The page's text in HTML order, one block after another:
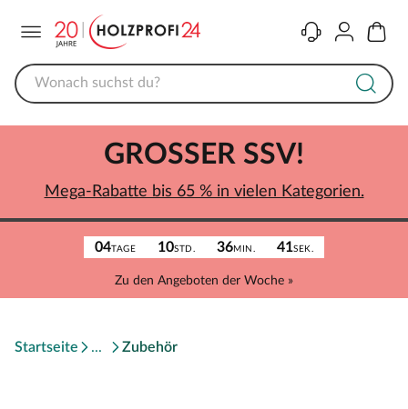
KontaktKonto
04TAGE 10STD. 36MIN. 41SEK.
Zu den Angeboten der Woche »
GROSSER SSV!
Mega-Rabatte bis 65 % in vielen Kategorien.
Startseite Zubehör